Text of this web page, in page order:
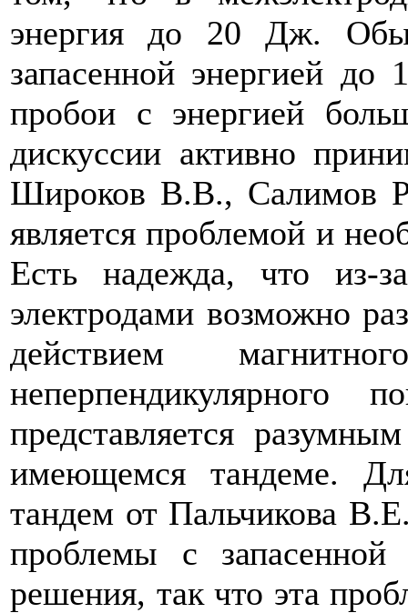
энергия до 20 Дж.
запасенной энергией
пробои с энергией
дискуссии активно
Широков В.В., Салимов
является проблемой и
Есть надежда, что из-
электродами возможно
действием
неперпендикулярного
представляется
имеющемся тандеме.
тандем от Пальчикова
проблемы с
решения, так что эта